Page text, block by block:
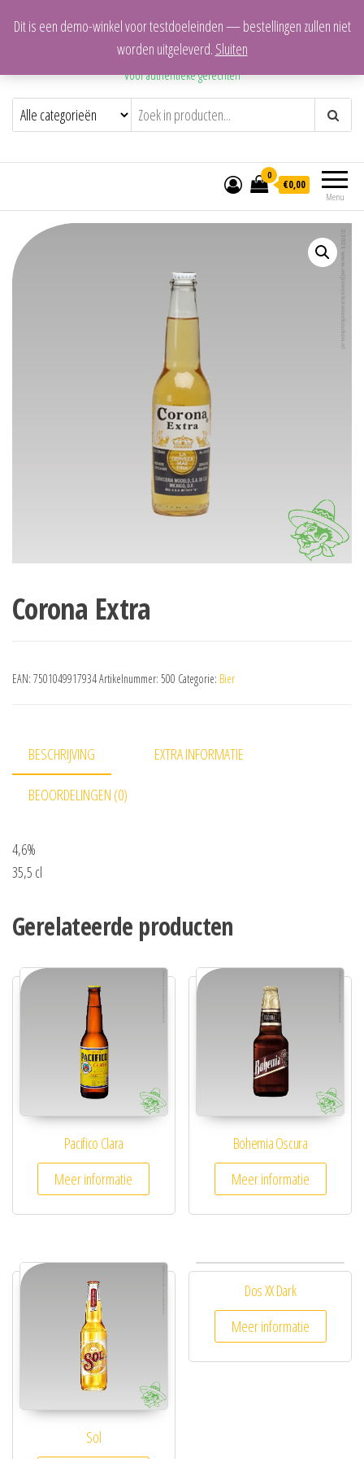
Mijn Mexicaanse Keuken
Voor authentieke gerechten
Menu
0
€0,00
Corona Extra
EAN: 7501049917934Artikelnummer: 500 Categorie: Bier
BESCHRIJVING EXTRA INFORMATIE
BEOORDELINGEN (0)
4,6%
35,5 cl
Gerelateerde producten
Pacifico Clara
Meer informatie
Bohemia Oscura
Meer informatie
Sol
Dos XX Dark
Meer informatie
Dit is een demo-winkel voor testdoeleinden — bestellingen zullen niet
worden uitgeleverd. Sluiten